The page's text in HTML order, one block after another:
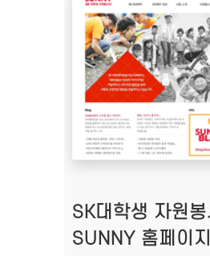
SK대학생 자원
SUNNY 홈페이지